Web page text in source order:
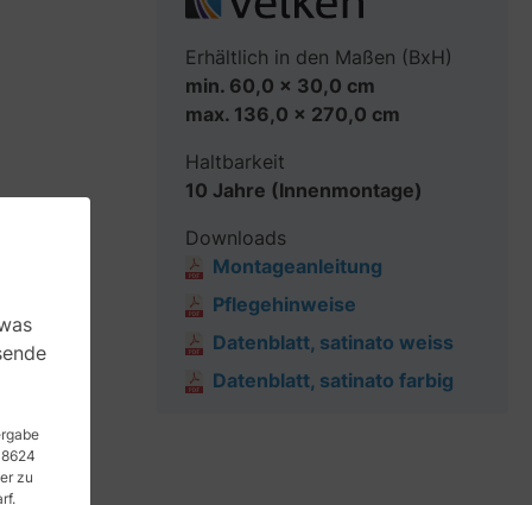
Erhältlich in den Maßen (BxH)
min. 60,0 x 30,0 cm
max. 136,0 x 270,0 cm
Haltbarkeit
10 Jahre (Innenmontage)
Downloads
Montageanleitung
Pflegehinweise
Datenblatt, satinato weiss
Datenblatt, satinato farbig
zu